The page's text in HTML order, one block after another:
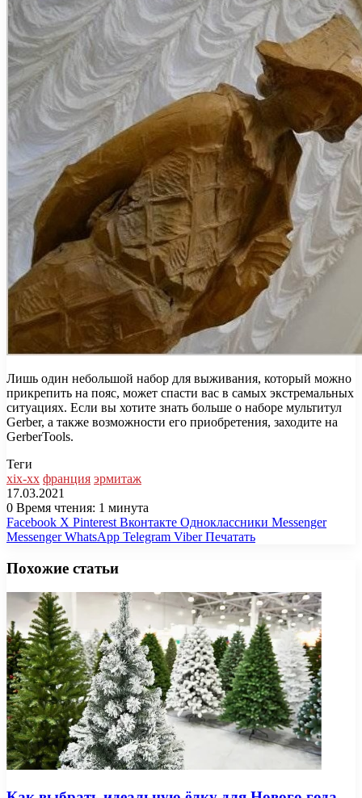
Лишь один небольшой набор для выживания, который можно
прикрепить на пояс, может спасти вас в самых экстремальных
ситуациях. Если вы хотите знать больше о наборе мультитул
Gerber, а также возможности его приобретения, заходите на
GerberTools.
Теги
xix-xx франция эрмитаж
17.03.2021
0 Время чтения: 1 минута
Facebook X Pinterest Вконтакте Одноклассники Messenger
Messenger WhatsApp Telegram Viber Печатать
Похожие статьи